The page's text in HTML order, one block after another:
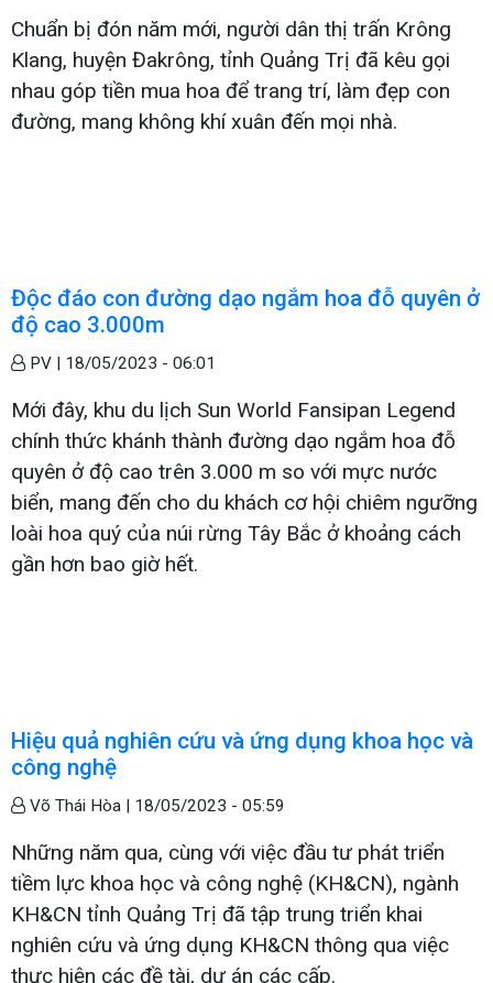
Chuẩn bị đón năm mới, người dân thị trấn Krông
Klang, huyện Đakrông, tỉnh Quảng Trị đã kêu gọi
nhau góp tiền mua hoa để trang trí, làm đẹp con
đường, mang không khí xuân đến mọi nhà.
Độc đáo con đường dạo ngắm hoa đỗ quyên ở
độ cao 3.000m
PV | 18/05/2023 - 06:01
Mới đây, khu du lịch Sun World Fansipan Legend
chính thức khánh thành đường dạo ngắm hoa đỗ
quyên ở độ cao trên 3.000 m so với mực nước
biển, mang đến cho du khách cơ hội chiêm ngưỡng
loài hoa quý của núi rừng Tây Bắc ở khoảng cách
gần hơn bao giờ hết.
Hiệu quả nghiên cứu và ứng dụng khoa học và
công nghệ
Võ Thái Hòa | 18/05/2023 - 05:59
Những năm qua, cùng với việc đầu tư phát triển
tiềm lực khoa học và công nghệ (KH&CN), ngành
KH&CN tỉnh Quảng Trị đã tập trung triển khai
nghiên cứu và ứng dụng KH&CN thông qua việc
thực hiện các đề tài, dự án các cấp.